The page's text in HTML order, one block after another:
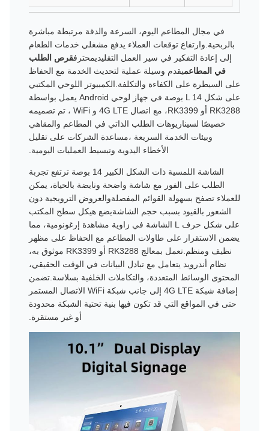
في مجال المطاعم اليوم، السرعة والدقة مرتبطة مباشرة
بالربحية.وارتفاع توقعات العملاء يدفع مشغلي خدمات الطعام
إلى إعادة التفكير في سير العمل التقليديمحترفقرص الطلب
في المطاعميقدم وسيلة عملية لتحديث الخدمة مع الحفاظ
على السيطرة على الكفاءة والتكلفة.الكمبيوتر اللوحي المكتبي
على شكل L 14 بوصة في جهاز لوحي Android يعمل بواسطة
RK3288 أو RK3399، مع اتصال 4G LTE و WiFi ، تم تصميمه
خصيصًا لسيناريوهات الطلب الذاتي في المطاعم والمقاهي
وبيئات الخدمة السريعة ،مساعدة الشركات على تقليل
الأخطاء اليدوية وتبسيط العمليات اليومية.
الشاشة اللمسية ذات الشكل الكبير 14 بوصة ترتفع تجربة
الطلب على الفور مع شاشة واضحة ونابضة بالحياة، يمكن
للعملاء تصفح بسهولة القوائم المفصلةوالعروض الترويجية دون
الشعور بالقيود بسبب حجم الشاشةيضع هيكل سطح المكتب
على شكل حرف L الشاشة في زاوية مشاهدة إرغونومية، مما
يضمن الاستقرار على طاولات المطاعم مع الحفاظ على مظهر
نظيف ومنظم.تعمل بمعالج RK3288 أو RK3399 موثوق به،
نظام أندرويد يتعامل مع تبادل البيانات في الوقت الحقيقي،
المحتوى الوسائط المتعددة، والتكاملات الخلفية بسلاسة.تضمن
إضافة شبكة 4G LTE إلى جانب شبكة WiFi الاتصال المستمر
حتى في المواقع التي قد تكون فيها بنية تحتية الشبكة محدودة
أو غير مستقرة.